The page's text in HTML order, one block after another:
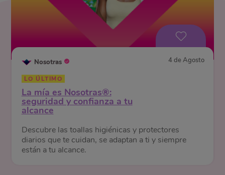
Nosotras 4 de Agosto
LO ÚLTIMO
La mía es Nosotras®:
seguridad y confianza a tu
alcance
Descubre las toallas higiénicas y protectores
diarios que te cuidan, se adaptan a ti y siempre
están a tu alcance.